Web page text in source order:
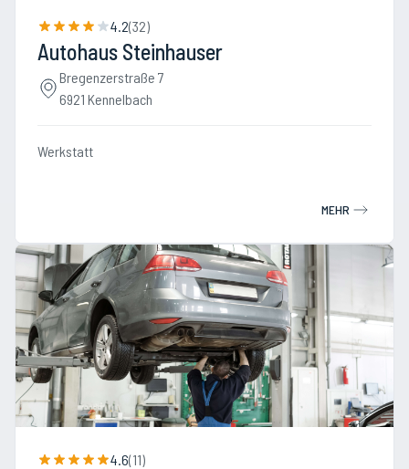
4.2(32)
Autohaus Steinhauser
Bregenzerstraße 7
6921 Kennelbach
Werkstatt
MEHR
4.6(11)